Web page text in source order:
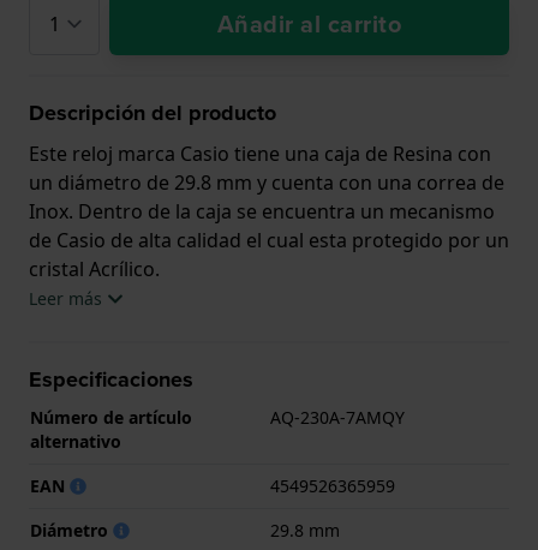
Añadir al carrito
Descripción del producto
Este reloj marca Casio tiene una caja de Resina con
un diámetro de 29.8 mm y cuenta con una correa de
Inox. Dentro de la caja se encuentra un mecanismo
de Casio de alta calidad el cual esta protegido por un
cristal Acrílico.
agua. El reloj viene con 2 años de garantía.
.
Leer más
Especificaciones
Número de artículo
alternativo
AQ-230A-7AMQY
EAN
4549526365959
Diámetro
29.8 mm